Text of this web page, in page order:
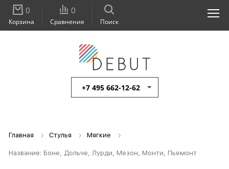
+7 495 662-12-62
Поиск
0
Сравнение
0
Корзина
Главная Стулья Мягкие
Название: Боне, Дольче, Лурди, Мезон, Монти, Пьемонт